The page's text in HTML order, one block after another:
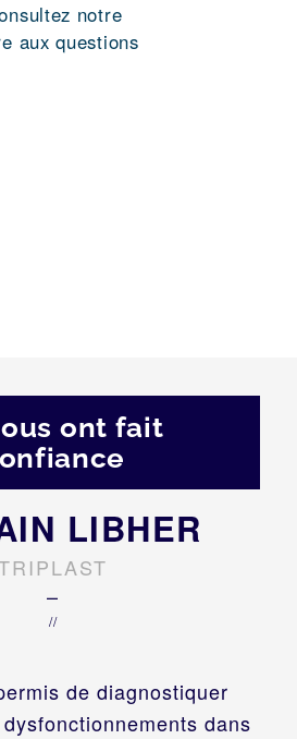
notre
aux questions
ont fait
de diagnostiquer
dans
LIBHER
–
//